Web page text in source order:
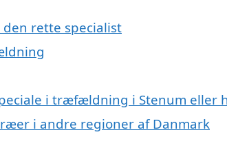
rette specialist
i træfældning i Stenum eller
i andre regioner af Danmark